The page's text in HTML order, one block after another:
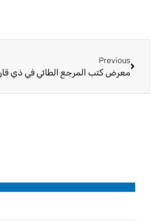
Previous
معرض كتب المرجع الطائي في ذي قار1-11-2013